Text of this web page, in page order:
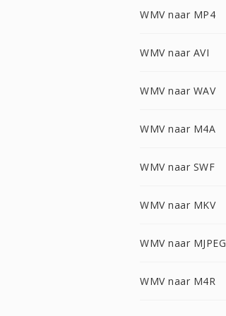
WMV naar MP4
WMV naar AVI
WMV naar WAV
WMV naar M4A
WMV naar SWF
WMV naar MKV
WMV naar MJPEG
WMV naar M4R